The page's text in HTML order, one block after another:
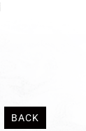
BACK